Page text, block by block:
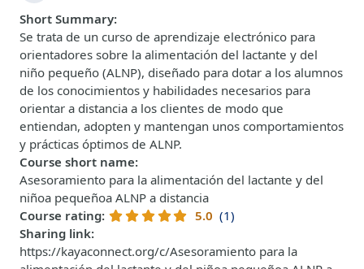
Short Summary:
Se trata de un curso de aprendizaje electrónico para
orientadores sobre la alimentación del lactante y del
niño pequeño (ALNP), diseñado para dotar a los alumnos
de los conocimientos y habilidades necesarios para
orientar a distancia a los clientes de modo que
entiendan, adopten y mantengan unos comportamientos
y prácticas óptimos de ALNP.
Course short name:
Asesoramiento para la alimentación del lactante y del
niñoa pequeñoa ALNP a distancia
Course rating: 5.0 (1)
Sharing link:
https://kayaconnect.org/c/Asesoramiento para la